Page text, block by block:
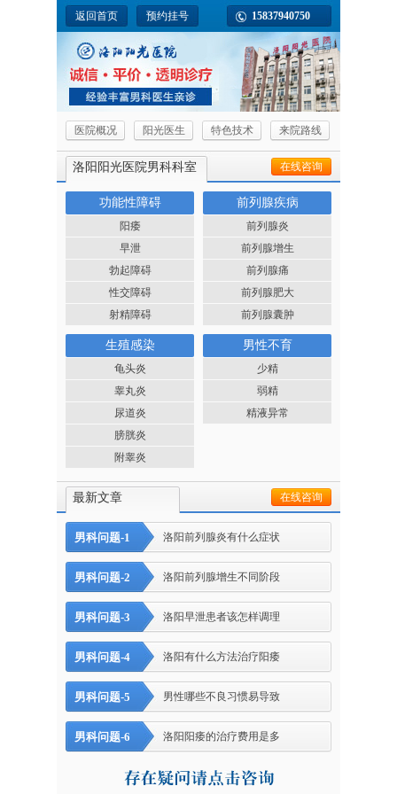
返回首页 预约挂号 15837940750
医院概况 阳光医生 特色技术 来院路线
洛阳阳光医院男科科室 在线咨询
功能性障碍
阳痿
早泄
勃起障碍
性交障碍
射精障碍
前列腺疾病
前列腺炎
前列腺增生
前列腺痛
前列腺肥大
前列腺囊肿
生殖感染
龟头炎
睾丸炎
尿道炎
膀胱炎
附睾炎
男性不育
少精
弱精
精液异常
最新文章 在线咨询
男科问题-1 洛阳前列腺炎有什么症状
男科问题-2 洛阳前列腺增生不同阶段
男科问题-3 洛阳早泄患者该怎样调理
男科问题-4 洛阳有什么方法治疗阳痿
男科问题-5 男性哪些不良习惯易导致
男科问题-6 洛阳阳痿的治疗费用是多